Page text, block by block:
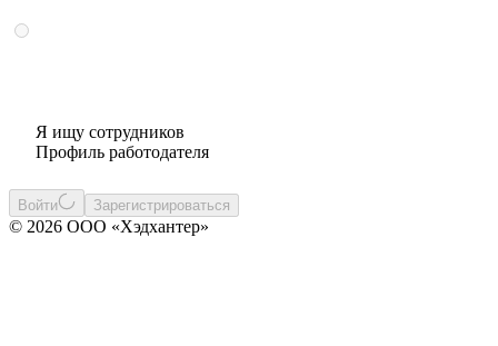
Я ищу сотрудников
Профиль работодателя
Войти Зарегистрироваться
© 2026 ООО «Хэдхантер»